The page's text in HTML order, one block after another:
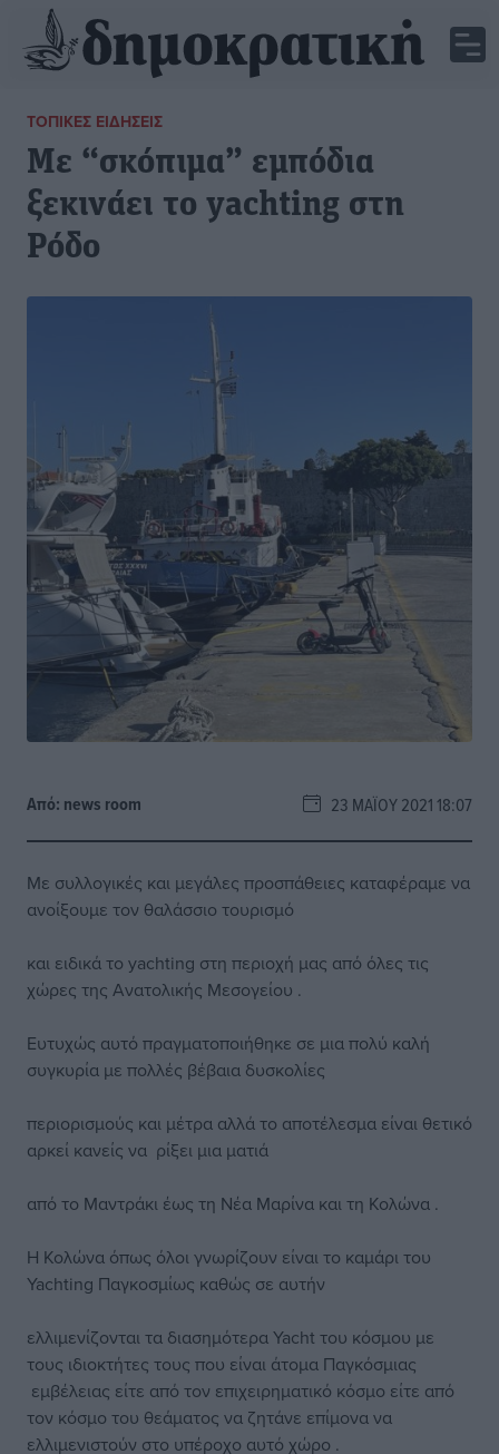
ΤΟΠΙΚΈΣ ΕΙΔΉΣΕΙΣ
Με “σκόπιμα” εμπόδια
ξεκινάει το yachting στη
Ρόδο
Από: news room 23 ΜΑΪ́ΟΥ 2021 18:07
Με συλλογικές και μεγάλες προσπάθειες καταφέραμε να
ανοίξουμε τον θαλάσσιο τουρισμό
και ειδικά το yachting στη περιοχή μας από όλες τις
χώρες της Ανατολικής Μεσογείου .
Ευτυχώς αυτό πραγματοποιήθηκε σε μια πολύ καλή
συγκυρία με πολλές βέβαια δυσκολίες
περιορισμούς και μέτρα αλλά το αποτέλεσμα είναι θετικό
αρκεί κανείς να ρίξει μια ματιά
από το Μαντράκι έως τη Νέα Μαρίνα και τη Κολώνα .
Η Κολώνα όπως όλοι γνωρίζουν είναι το καμάρι του
Yachting Παγκοσμίως καθώς σε αυτήν
ελλιμενίζονται τα διασημότερα Yacht του κόσμου με
τους ιδιοκτήτες τους που είναι άτομα Παγκόσμιας
εμβέλειας είτε από τον επιχειρηματικό κόσμο είτε από
τον κόσμο του θεάματος να ζητάνε επίμονα να
ελλιμενιστούν στο υπέροχο αυτό χώρο .